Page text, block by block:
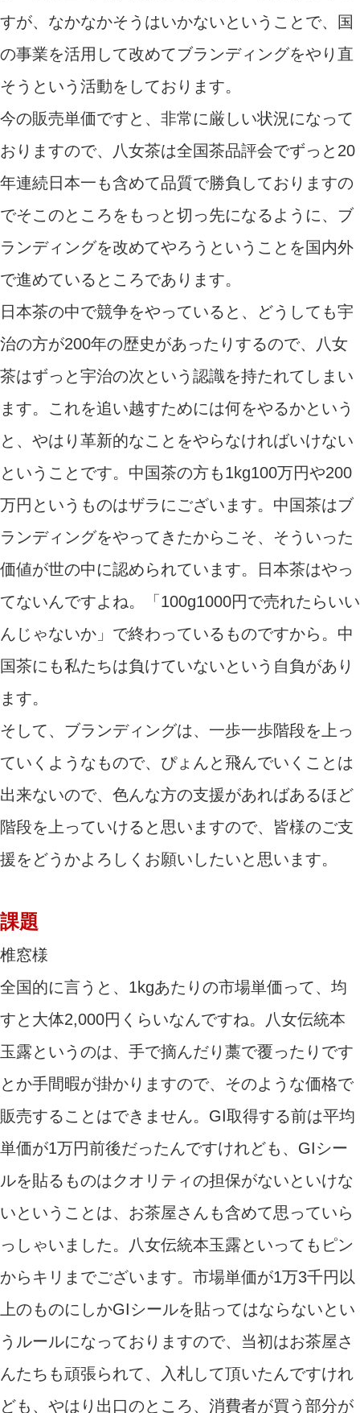
すが、なかなかそうはいかないということで、国
の事業を活用して改めてブランディングをやり直
そうという活動をしております。
今の販売単価ですと、非常に厳しい状況になって
おりますので、八女茶は全国茶品評会でずっと20
年連続日本一も含めて品質で勝負しておりますの
でそこのところをもっと切っ先になるように、ブ
ランディングを改めてやろうということを国内外
で進めているところであります。
日本茶の中で競争をやっていると、どうしても宇
治の方が200年の歴史があったりするので、八女
茶はずっと宇治の次という認識を持たれてしまい
ます。これを追い越すためには何をやるかという
と、やはり革新的なことをやらなければいけない
ということです。中国茶の方も1kg100万円や200
万円というものはザラにございます。中国茶はブ
ランディングをやってきたからこそ、そういった
価値が世の中に認められています。日本茶はやっ
てないんですよね。「100g1000円で売れたらいい
んじゃないか」で終わっているものですから。中
国茶にも私たちは負けていないという自負があり
ます。
そして、ブランディングは、一歩一歩階段を上っ
ていくようなもので、ぴょんと飛んでいくことは
出来ないので、色んな方の支援があればあるほど
階段を上っていけると思いますので、皆様のご支
援をどうかよろしくお願いしたいと思います。
課題
椎窓様
全国的に言うと、1kgあたりの市場単価って、均
すと大体2,000円くらいなんですね。八女伝統本
玉露というのは、手で摘んだり藁で覆ったりです
とか手間暇が掛かりますので、そのような価格で
販売することはできません。GI取得する前は平均
単価が1万円前後だったんですけれども、GIシー
ルを貼るものはクオリティの担保がないといけな
いということは、お茶屋さんも含めて思っていら
っしゃいました。八女伝統本玉露といってもピン
からキリまでございます。市場単価が1万3千円以
上のものにしかGIシールを貼ってはならないとい
うルールになっておりますので、当初はお茶屋さ
んたちも頑張られて、入札して頂いたんですけれ
ども、やはり出口のところ、消費者が買う部分が